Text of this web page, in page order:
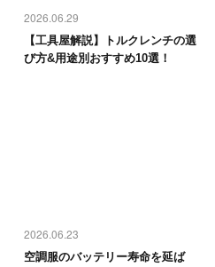
2026.06.29
【工具屋解説】トルクレンチの選
び方&用途別おすすめ10選！
2026.06.23
空調服のバッテリー寿命を延ば